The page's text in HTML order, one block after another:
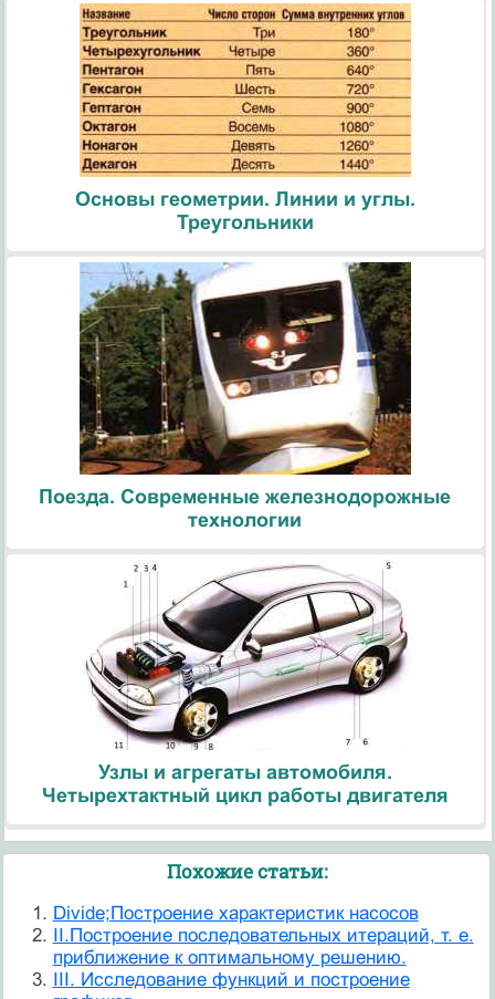
Основы геометрии. Линии и углы.
Треугольники
Поезда. Современные железнодорожные
технологии
Узлы и агрегаты автомобиля.
Четырехтактный цикл работы двигателя
Похожие статьи:
Divide;Построение характеристик насосов
II.Построение последовательных итераций, т. е.
приближение к оптимальному решению.
III. Исследование функций и построение